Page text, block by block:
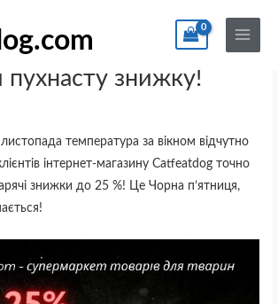
Main
Menu
в Catfeatdog: не
пухнасту знижку!
листопада температура за вікном відчутно
інтернет-магазину Catfeatdog точно
знижки до 25 %! Це Чорна п’ятниця,